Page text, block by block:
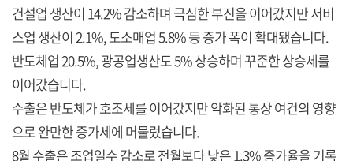
건설업 생산이 14.2% 감소하며 극심한 부진을 이어갔지만 서비
스업 생산이 2.1%, 도소매업 5.8% 등 증가 폭이 확대됐습니다.
반도체업 20.5%, 광공업생산도 5% 상승하며 꾸준한 상승세를
이어갔습니다.
수출은 반도체가 호조세를 이어갔지만 악화된 통상 여건의 영향
으로 완만한 증가세에 머물렀습니다.
8월 수출은 조업일수 감소로 전월보다 낮은 1.3% 증가율을 기록